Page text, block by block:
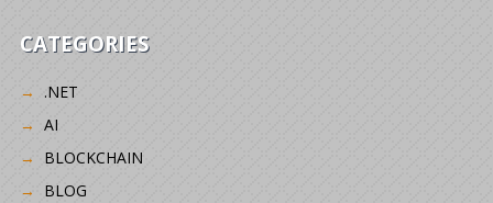
CATEGORIES
.NET
AI
BLOCKCHAIN
BLOG